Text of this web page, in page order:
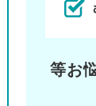
等お